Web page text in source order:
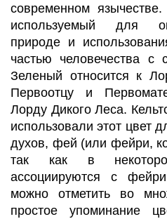
современном
используемый для
природе и
частью человечества с
Зеленый относится к
Первоотцу и
Лорду Дикого Леса.
использовали этот цвет
духов, фей (или фейри,
так как в
ассоциируются с
можно отметить во
простое упоминание